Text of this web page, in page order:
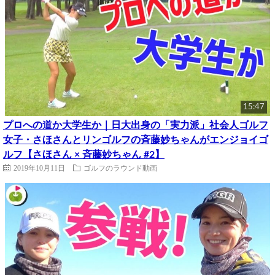
15:47
プロへの道か大学生か｜日大出身の「実力派」社会人ゴルフ
女子・さほさんとリンゴルフの斉藤妙ちゃんがエンジョイゴ
ルフ【さほさん × 斉藤妙ちゃん #2】
2019年10月11日 ゴルフのラウンド動画